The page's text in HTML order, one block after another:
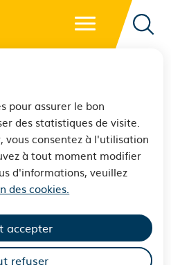
pour assurer le bon
des statistiques de visite.
vous consentez à l'utilisation
à tout moment modifier
d'informations, veuillez
des cookies.
accepter
refuser
- Retour à l'accueil
Européen
de Transition
2021 –